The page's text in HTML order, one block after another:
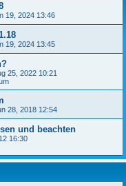
19, 2024 13:46
19, 2024 13:45
25, 2022 10:21
28, 2018 12:54
und beachten
16:30